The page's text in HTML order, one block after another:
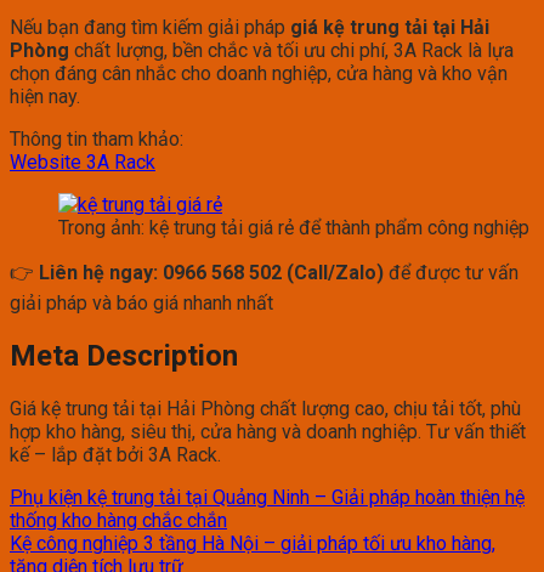
Nếu bạn đang tìm kiếm giải pháp giá kệ trung tải tại Hải
Phòng chất lượng, bền chắc và tối ưu chi phí, 3A Rack là lựa
chọn đáng cân nhắc cho doanh nghiệp, cửa hàng và kho vận
hiện nay.
Thông tin tham khảo:
Website 3A Rack
Trong ảnh: kệ trung tải giá rẻ để thành phẩm công nghiệp
👉 Liên hệ ngay: 0966 568 502 (Call/Zalo) để được tư vấn
giải pháp và báo giá nhanh nhất
Meta Description
Giá kệ trung tải tại Hải Phòng chất lượng cao, chịu tải tốt, phù
hợp kho hàng, siêu thị, cửa hàng và doanh nghiệp. Tư vấn thiết
kế – lắp đặt bởi 3A Rack.
Phụ kiện kệ trung tải tại Quảng Ninh – Giải pháp hoàn thiện hệ
thống kho hàng chắc chắn
Kệ công nghiệp 3 tầng Hà Nội – giải pháp tối ưu kho hàng,
tăng diện tích lưu trữ